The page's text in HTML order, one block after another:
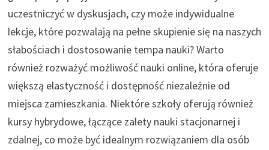
uczestniczyć w dyskusjach, czy może indywidualne
lekcje, które pozwalają na pełne skupienie się na naszych
słabościach i dostosowanie tempa nauki? Warto
również rozważyć możliwość nauki online, która oferuje
większą elastyczność i dostępność niezależnie od
miejsca zamieszkania. Niektóre szkoły oferują również
kursy hybrydowe, łączące zalety nauki stacjonarnej i
zdalnej, co może być idealnym rozwiązaniem dla osób